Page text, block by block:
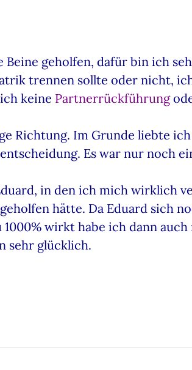
geholfen, dafür bin ich
trennen sollte oder nicht,
keine Partnerrückführung
Richtung. Im Grunde liebte
Es war nur noch
in den ich mich wirklich
hätte. Da Eduard sich
wirkt habe ich dann
sehr glücklich.